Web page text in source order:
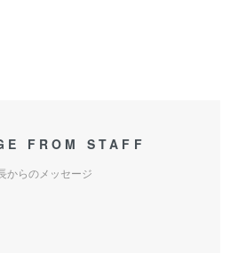
FROM STAFF
からのメッセージ